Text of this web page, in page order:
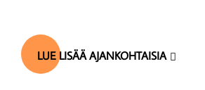
v
LUE LISÄÄ AJANKOHTAISIA